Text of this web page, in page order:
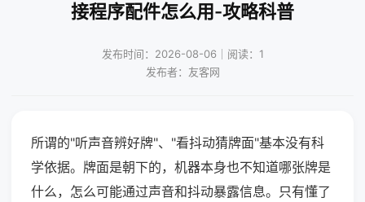
接程序配件怎么用-攻略科普
发布时间：2026-08-06｜阅读：1
发布者：友客网
所谓的"听声音辨好牌"、"看抖动猜牌面"基本没有科
学依据。牌面是朝下的，机器本身也不知道哪张牌是
什么，怎么可能通过声音和抖动暴露信息。只有懂了